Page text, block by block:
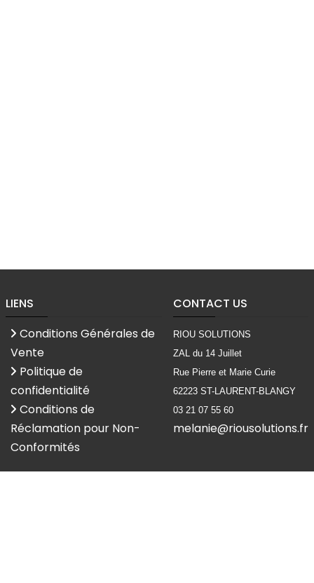
LIENS
Conditions Générales de
Vente
Politique de
confidentialité
Conditions de
Réclamation pour Non-
Conformités
CONTACT US
RIOU SOLUTIONS
ZAL du 14 Juillet
Rue Pierre et Marie Curie
62223 ST-LAURENT-BLANGY
03 21 07 55 60
melanie@riousolutions.fr